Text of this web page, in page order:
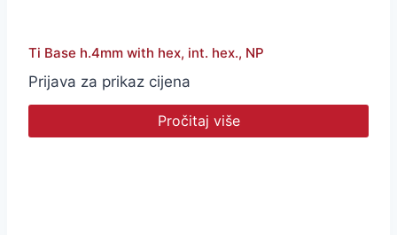
Ti Base h.4mm with hex, int. hex., NP
Prijava za prikaz cijena
Pročitaj više